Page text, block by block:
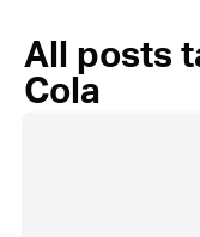
All posts
Cola